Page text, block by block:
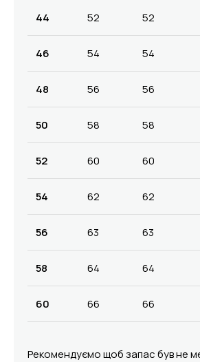
44 52 52
46 54 54
48 56 56
50 58 58
52 60 60
54 62 62
56 63 63
58 64 64
60 66 66
Рекомендуємо щоб запас був не